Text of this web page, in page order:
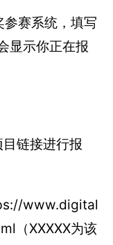
赛系统，填写
显示你正在报
链接进行报
www.digital
（XXXXX为该